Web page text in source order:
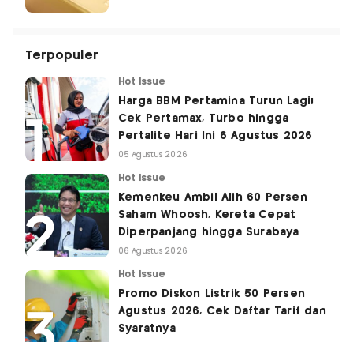
Terpopuler
Hot Issue
Harga BBM Pertamina Turun Lagi!
Cek Pertamax, Turbo hingga
Pertalite Hari Ini 6 Agustus 2026
05 Agustus 2026
Hot Issue
Kemenkeu Ambil Alih 60 Persen
Saham Whoosh, Kereta Cepat
Diperpanjang hingga Surabaya
06 Agustus 2026
Hot Issue
Promo Diskon Listrik 50 Persen
Agustus 2026, Cek Daftar Tarif dan
Syaratnya